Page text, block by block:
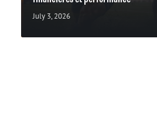
July 3, 2026